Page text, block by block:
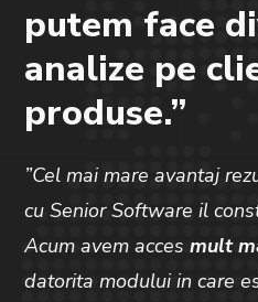
putem face
analize pe
produse.”
”Cel mai mare avantaj
cu Senior Software il
Acum avem accesmult
datorita modului in care